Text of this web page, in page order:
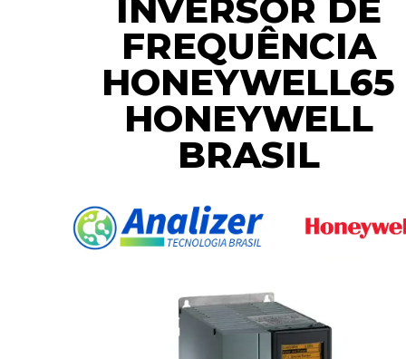
INVERSOR DE
FREQUÊNCIA
HONEYWELL65
HONEYWELL
BRASIL